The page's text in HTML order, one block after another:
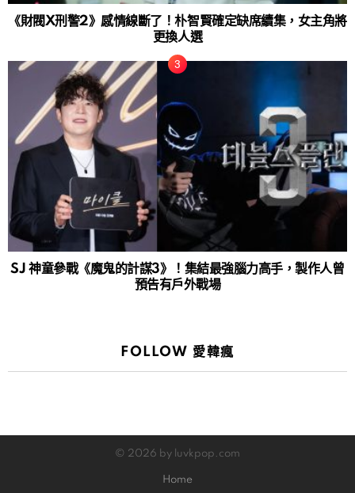
《財閥X刑警2》感情線斷了！朴智賢確定缺席續集，女主角將
更換人選
SJ 神童參戰《魔鬼的計謀3》！集結最強腦力高手，製作人曾
預告有戶外戰場
FOLLOW 愛韓瘋
© 2026 by luvkpop.com
Home